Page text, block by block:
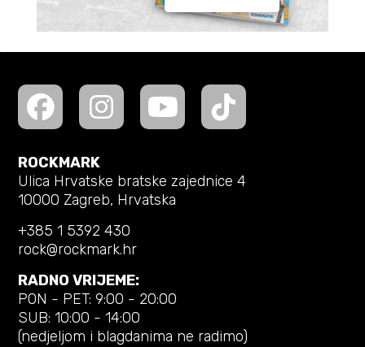
ROCKMARK
Ulica Hrvatske bratske zajednice 4
10000 Zagreb, Hrvatska
+385 1 5392 430
rock@rockmark.hr
RADNO VRIJEME:
PON - PET: 9:00 - 20:00
SUB: 10:00 - 14:00
(nedjeljom i blagdanima ne radimo)